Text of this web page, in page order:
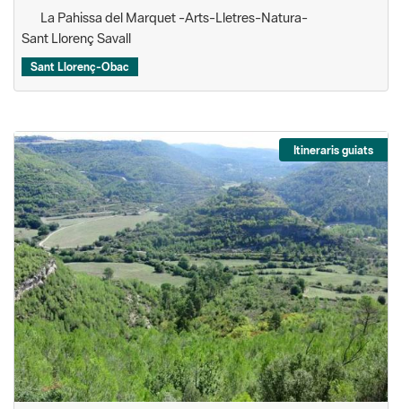
La Pahissa del Marquet -Arts-Lletres-Natura-
Sant Llorenç Savall
Sant Llorenç-Obac
Itineraris guiats